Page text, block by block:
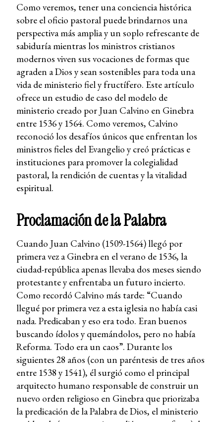
Como veremos, tener una conciencia histórica
sobre el oficio pastoral puede brindarnos una
perspectiva más amplia y un soplo refrescante de
sabiduría mientras los ministros cristianos
modernos viven sus vocaciones de formas que
agraden a Dios y sean sostenibles para toda una
vida de ministerio fiel y fructífero. Este artículo
ofrece un estudio de caso del modelo de
ministerio creado por Juan Calvino en Ginebra
entre 1536 y 1564. Como veremos, Calvino
reconoció los desafíos únicos que enfrentan los
ministros fieles del Evangelio y creó prácticas e
instituciones para promover la colegialidad
pastoral, la rendición de cuentas y la vitalidad
espiritual.
Proclamación de la Palabra
Cuando Juan Calvino (1509-1564) llegó por
primera vez a Ginebra en el verano de 1536, la
ciudad-república apenas llevaba dos meses siendo
protestante y enfrentaba un futuro incierto.
Como recordó Calvino más tarde: “Cuando
llegué por primera vez a esta iglesia no había casi
nada. Predicaban y eso era todo. Eran buenos
buscando ídolos y quemándolos, pero no había
Reforma. Todo era un caos”. Durante los
siguientes 28 años (con un paréntesis de tres años
entre 1538 y 1541), él surgió como el principal
arquitecto humano responsable de construir un
nuevo orden religioso en Ginebra que priorizaba
la predicación de la Palabra de Dios, el ministerio